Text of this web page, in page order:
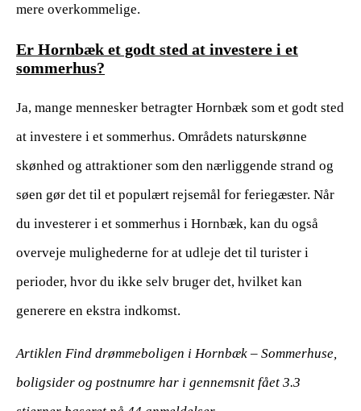
mere overkommelige.
Er Hornbæk et godt sted at investere i et
sommerhus?
Ja, mange mennesker betragter Hornbæk som et godt sted
at investere i et sommerhus. Områdets naturskønne
skønhed og attraktioner som den nærliggende strand og
søen gør det til et populært rejsemål for feriegæster. Når
du investerer i et sommerhus i Hornbæk, kan du også
overveje mulighederne for at udleje det til turister i
perioder, hvor du ikke selv bruger det, hvilket kan
generere en ekstra indkomst.
Artiklen Find drømmeboligen i Hornbæk – Sommerhuse,
boligsider og postnumre har i gennemsnit fået 3.3